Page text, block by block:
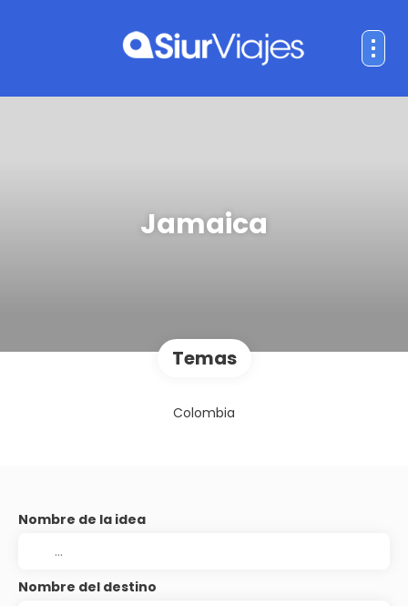
Jamaica
Temas
Colombia
Nombre de la idea
Nombre del destino